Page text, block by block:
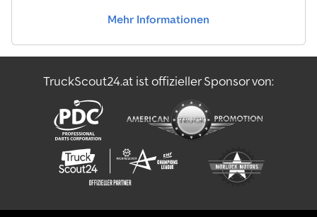
Mehr Informationen
TruckScout24.at ist offizieller Sponsor von: